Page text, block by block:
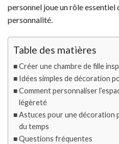
personnel joue un rôle
personnalité.
Table des matières
Créer une chambre de fille
Idées simples de décoration
Comment personnaliser
légèreté
Astuces pour une décoration
du temps
Questions fréquentes